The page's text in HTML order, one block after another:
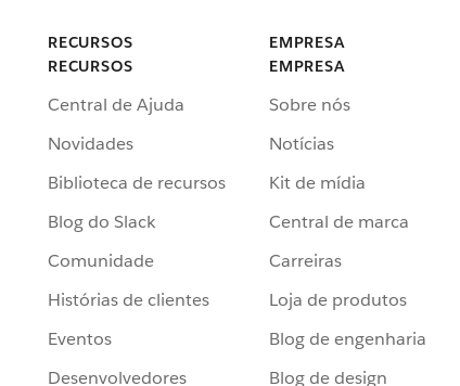
RECURSOS
RECURSOS
Central de Ajuda
Novidades
Biblioteca de recursos
Blog do Slack
Comunidade
Histórias de clientes
Eventos
Desenvolvedores
EMPRESA
EMPRESA
Sobre nós
Notícias
Kit de mídia
Central de marca
Carreiras
Loja de produtos
Blog de engenharia
Blog de design